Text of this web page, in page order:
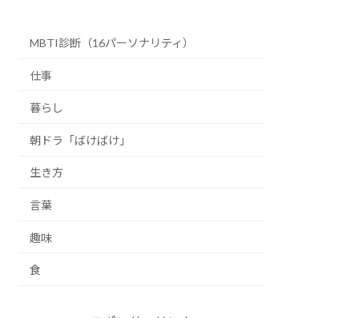
MBTI診断（16パーソナリティ）
仕事
暮らし
朝ドラ「ばけばけ」
生き方
言葉
趣味
食